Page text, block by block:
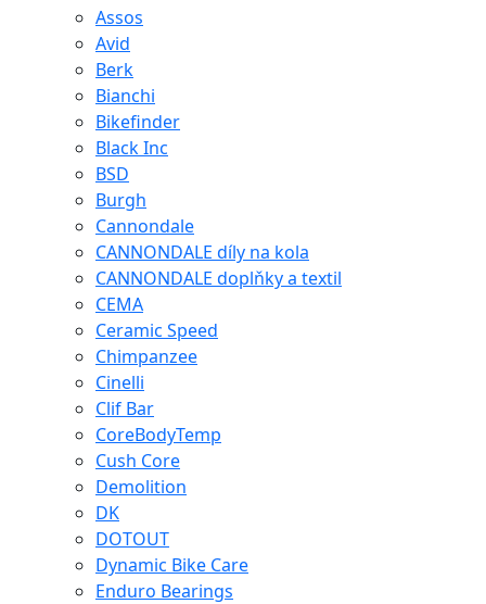
Assos
Avid
Berk
Bianchi
Bikefinder
Black Inc
BSD
Burgh
Cannondale
CANNONDALE díly na kola
CANNONDALE doplňky a textil
CEMA
Ceramic Speed
Chimpanzee
Cinelli
Clif Bar
CoreBodyTemp
Cush Core
Demolition
DK
DOTOUT
Dynamic Bike Care
Enduro Bearings